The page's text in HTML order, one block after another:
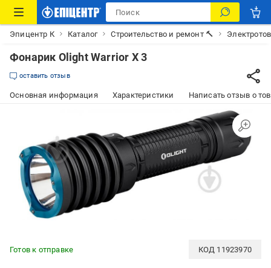
Эпицентр К Каталог Строительство и ремонт 🔨
Фонарик Olight Warrior X 3
оставить отзыв
Основная информация Характеристики Написать отзыв о
Готов к отправке КОД 11923970